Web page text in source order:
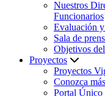
Nuestros
Funcionarios
Evaluación
Sala de
Objetivos
Proyectos
Proyectos
Conozca
Portal Único